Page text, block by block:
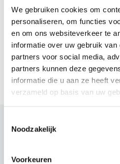
We gebruiken cookies om
personaliseren, om functies
en om ons websiteverkeer te
informatie over uw gebruik
partners voor social media,
partners kunnen deze
informatie die u aan ze heeft
verzameld op basis van uw
Noodzakelijk
Voorkeuren
Weiterlesen
Schau mehr an